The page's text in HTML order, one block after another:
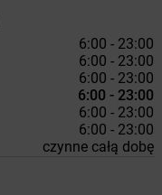
6:00 - 23:00
6:00 - 23:00
6:00 - 23:00
6:00 - 23:00
6:00 - 23:00
6:00 - 23:00
czynne całą dobę